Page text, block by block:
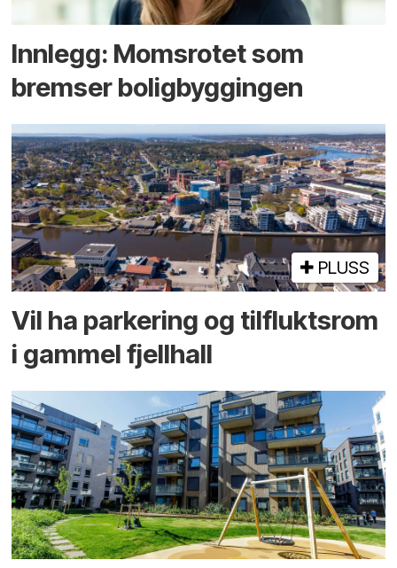
Innlegg: Moms­rotet som
bremser bolig­byggingen
PLUSS
Vil ha parkering og tilflukts­rom
i gammel fjellhall